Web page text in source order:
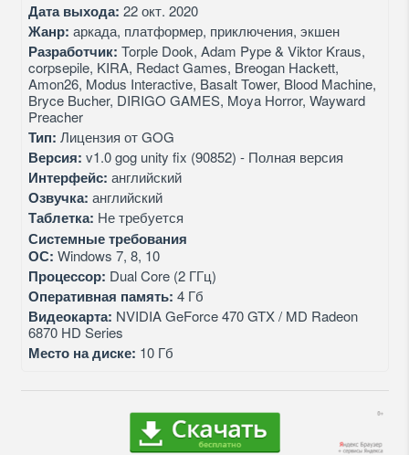
Дата выхода: 22 окт. 2020
Жанр: аркада, платформер, приключения, экшен
Разработчик: Torple Dook, Adam Pype & Viktor Kraus,
corpsepile, KIRA, Redact Games, Breogan Hackett,
Amon26, Modus Interactive, Basalt Tower, Blood Machine,
Bryce Bucher, DIRIGO GAMES, Moya Horror, Wayward
Preacher
Тип: Лицензия от GOG
Версия: v1.0 gog unity fix (90852) - Полная версия
Интерфейс: английский
Озвучка: английский
Таблетка: Не требуется
Системные требования
ОС: Windows 7, 8, 10
Процессор: Dual Core (2 ГГц)
Оперативная память: 4 Гб
Видеокарта: NVIDIA GeForce 470 GTX / MD Radeon
6870 HD Series
Место на диске: 10 Гб